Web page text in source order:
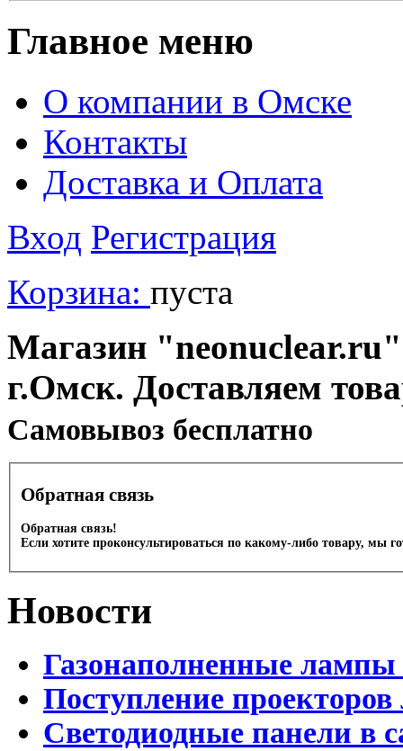
Главное меню
О компании в Омске
Контакты
Доставка и Оплата
Вход Регистрация
Корзина: пуста
Магазин
г.Омск. Доставляем
Cамовывоз бесплатно
Обратная связь
Обратная связь!
Если хотите проконсультироваться по какому-либо товару, мы
Новости
Газонаполненные
Поступление
Светодиодные панели в